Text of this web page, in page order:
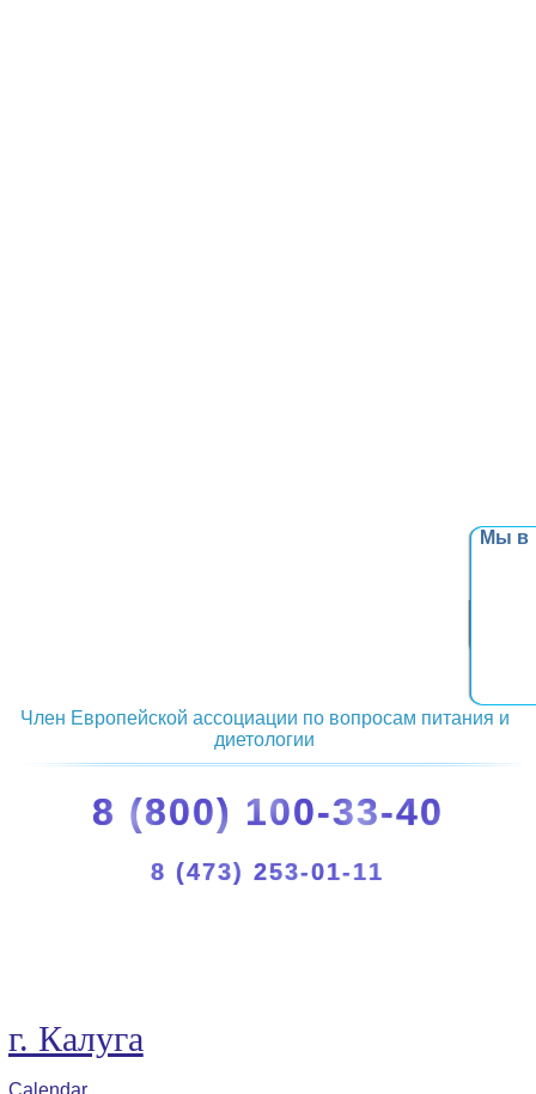
Мы в
Член Европейской ассоциации по вопросам питания и
диетологии
8 (800) 100-33-40
8 (473) 253-01-11
г. Калуга
Calendar